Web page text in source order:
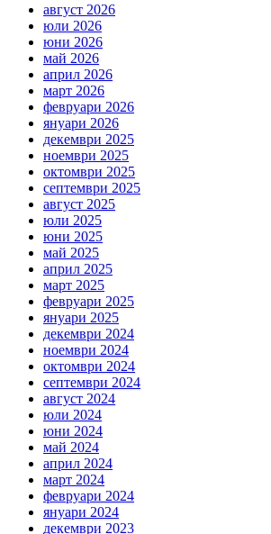
август 2026
юли 2026
юни 2026
май 2026
април 2026
март 2026
февруари 2026
януари 2026
декември 2025
ноември 2025
октомври 2025
септември 2025
август 2025
юли 2025
юни 2025
май 2025
април 2025
март 2025
февруари 2025
януари 2025
декември 2024
ноември 2024
октомври 2024
септември 2024
август 2024
юли 2024
юни 2024
май 2024
април 2024
март 2024
февруари 2024
януари 2024
декември 2023